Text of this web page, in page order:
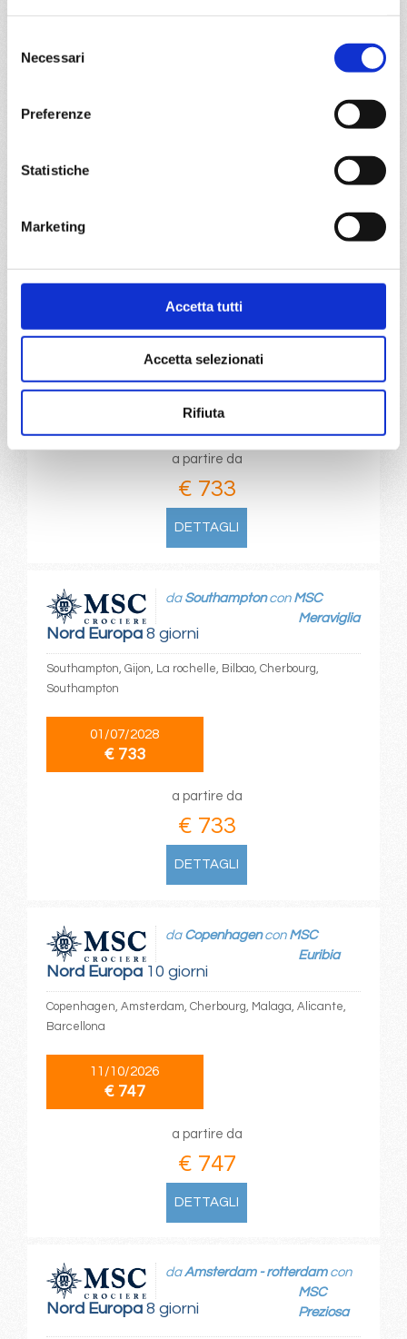
delNecessari
Preferenze
Statistiche
Marketing
Accetta tutti
Accetta selezionati
Rifiuta
havre), Bruges, Amsterdam - rotterdam
8 giorni
Amburgo, Southampton, Paris (le havre), Bruges,
Amsterdam - rotterdam, Amburgo
a partire da
€ 733
DETTAGLI
Nord Europa8 giorni
da Southamptoncon MSC
Meraviglia
Southampton, Gijon, La rochelle, Bilbao, Cherbourg,
Southampton
01/07/2028
€ 733
a partire da
€ 733
DETTAGLI
Nord Europa10 giorni
da Copenhagencon MSC
Euribia
Copenhagen, Amsterdam, Cherbourg, Malaga, Alicante,
Barcellona
11/10/2026
€ 747
a partire da
€ 747
DETTAGLI
Nord Europa8 giorni
daAmsterdam - rotterdamcon
MSC
Preziosa